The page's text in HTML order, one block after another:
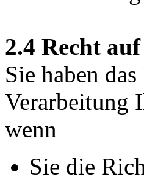
2.4 Recht
Sie haben
Verarbeitung
wenn
Sie die